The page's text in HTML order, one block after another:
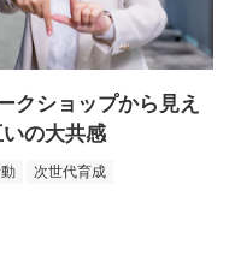
クショップから見え
の大共感
次世代育成